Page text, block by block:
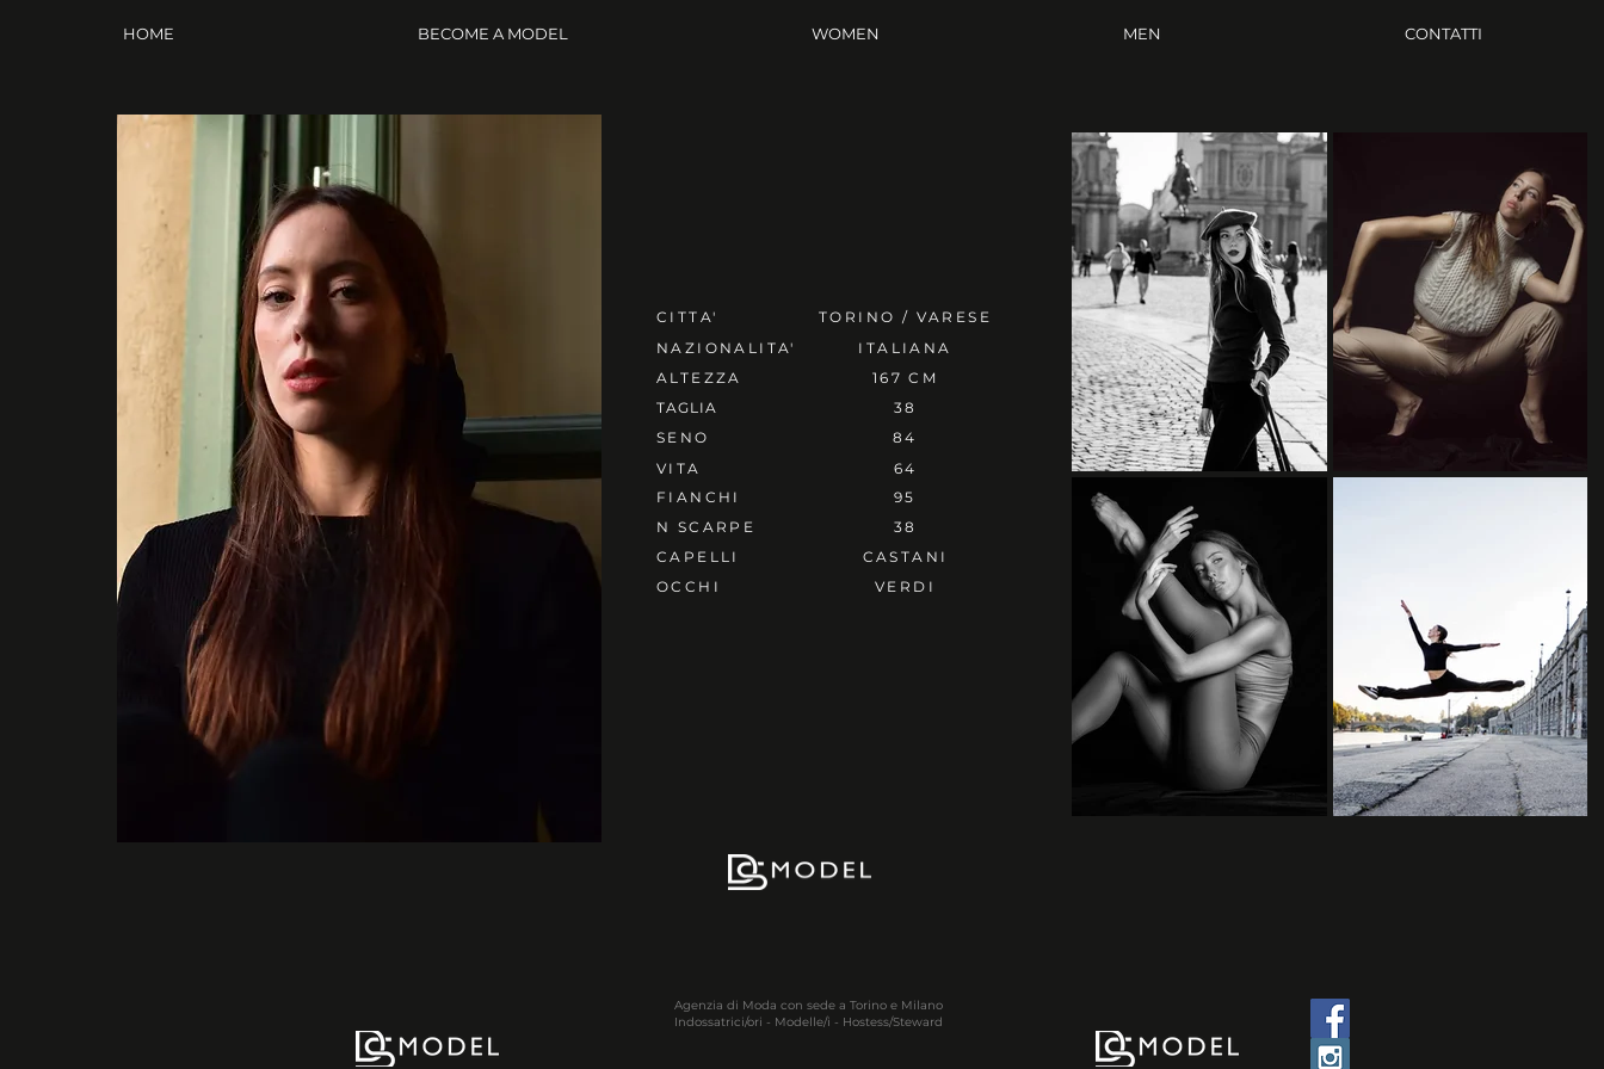
HOME BECOME A MODEL WOMEN MEN CONTATTI
ITALIANA
167 CM
38
84
64
95
38
CASTANI
VERDI
TORINO / VARESE
NAZIONALITA'
ALTEZZA
TAGLIA
SENO
VITA
FIANCHI
N SCARPE
CAPELLI
OCCHI
CITTA'
Agenzia di Moda con sede a Torino e Milano
Indossatrici/ori - Modelle/i - Hostess/Steward